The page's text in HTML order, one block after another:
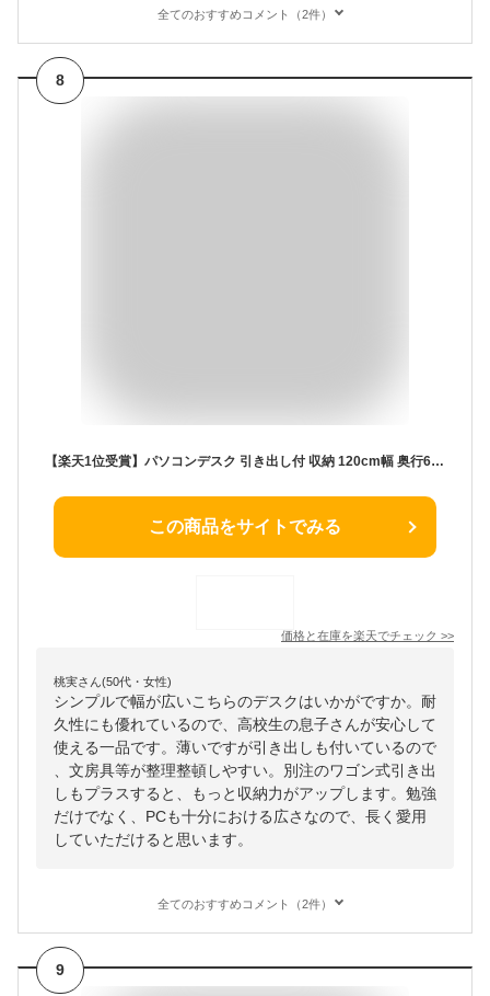
全てのおすすめコメント（2件）
8
【楽天1位受賞】パソコンデスク 引き出し付 収納 120cm幅 奥行60cm 木製 デスク 木目調 書斎机 書斎デスク 勉強机 学習机 学習デスク ミシン台 おしゃれ 大人 シンプル 新生活 ブラウン ホワイト 机 子供 テレワーク 在宅勤務 リモートワーク 在宅ワーク PCデスク 机 つくえ
この商品をサイトでみる
価格と在庫を楽天でチェック >>
桃実さん(50代・女性)
シンプルで幅が広いこちらのデスクはいかがですか。耐
久性にも優れているので、高校生の息子さんが安心して
使える一品です。薄いですが引き出しも付いているので
、文房具等が整理整頓しやすい。別注のワゴン式引き出
しもプラスすると、もっと収納力がアップします。勉強
だけでなく、PCも十分における広さなので、長く愛用
していただけると思います。
全てのおすすめコメント（2件）
9